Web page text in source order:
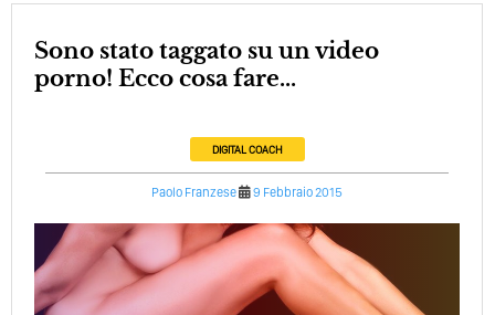
Sono stato taggato su un video
porno! Ecco cosa fare...
DIGITAL COACH
Paolo Franzese 9 Febbraio 2015